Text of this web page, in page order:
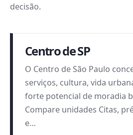
decisão.
Centro de SP
O Centro de São Paulo
serviços, cultura, vida
forte potencial de moradia
Compare unidades Citas,
e…